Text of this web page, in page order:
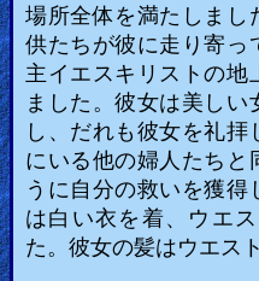
場所全体を満たしまし
供たちが彼に走り寄っ
主イエスキリストの地
ました。彼女は美し
し、だれも彼女を礼
にいる他の婦人たちと
うに自分の救いを獲
は白い衣を着、ウエ
た。彼女の髪はウエス